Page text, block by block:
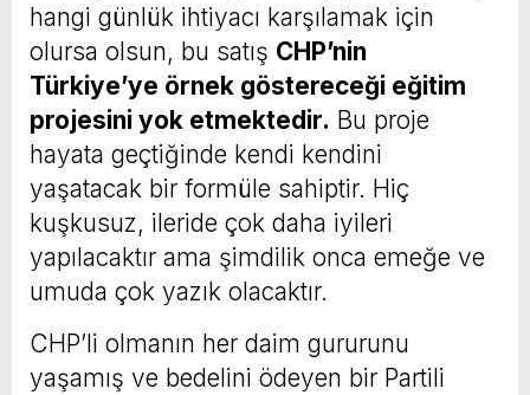
hangi günlük ihtiyacı karşılamak için
olursa olsun, bu satış CHP’nin
Türkiye’ye örnek göstereceği eğitim
projesini yok etmektedir. Bu proje
hayata geçtiğinde kendi kendini
yaşatacak bir formüle sahiptir. Hiç
kuşkusuz, ileride çok daha iyileri
yapılacaktır ama şimdilik onca emeğe ve
umuda çok yazık olacaktır.
CHP’li olmanın her daim gururunu
yaşamış ve bedelini ödeyen bir Partili